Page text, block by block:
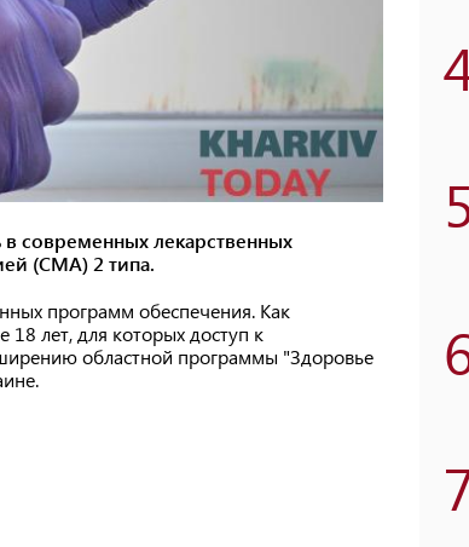
современных лекарственных
(СМА) 2 типа.
программ обеспечения. Как
лет, для которых доступ к
областной программы "Здоровье